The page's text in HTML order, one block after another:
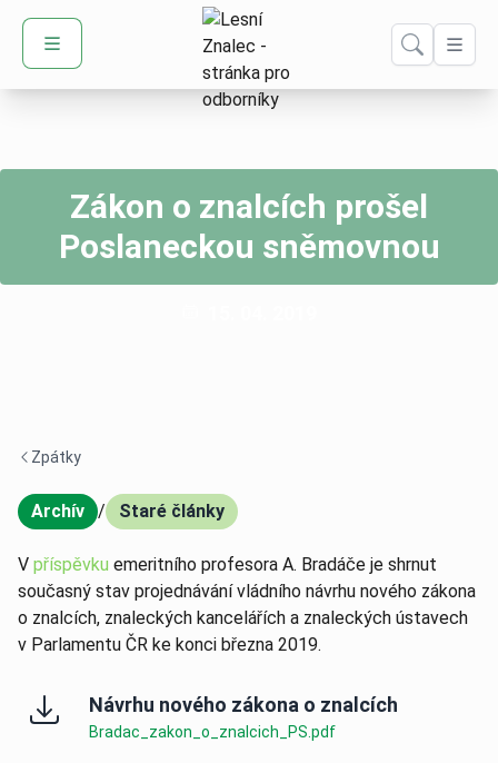
Domů – Lesní Znalec
Zákon o znalcích prošel
Poslaneckou sněmovnou
Navigace zpět -
Zpátky
Archív
,
/ Staré články
V příspěvku emeritního profesora A. Bradáče je shrnut
současný stav projednávání vládního návrhu nového zákona
o znalcích, znaleckých kancelářích a znaleckých ústavech
v Parlamentu ČR ke konci března 2019.
Návrhu nového zákona o znalcích
Bradac_zakon_o_znalcich_PS.pdf